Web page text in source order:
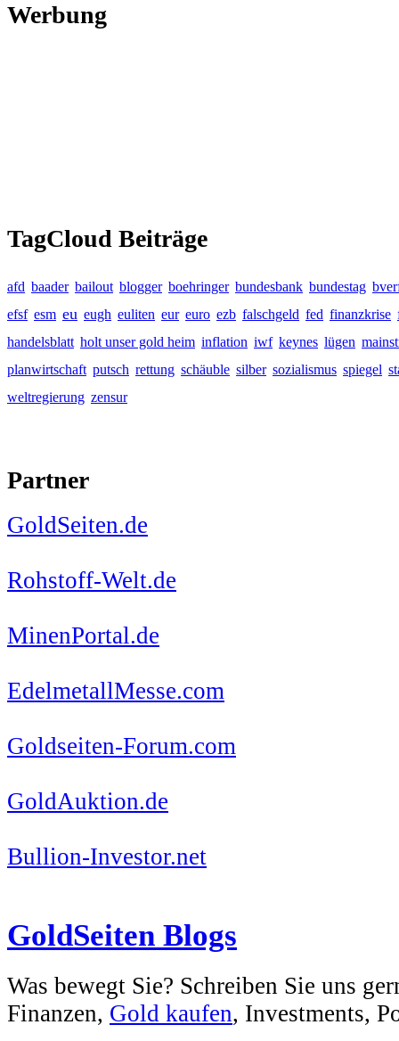
Werbung
TagCloud Beiträge
afd baader bailout blogger boehringer bundesbank bundestag
efsf esm eu eugh euliten eur euro ezb falschgeld fed finanzkrise
handelsblatt holt unser gold heim inflation iwf keynes lügen
planwirtschaft putsch rettung schäuble silber sozialismus spiegel
weltregierung zensur
Partner
GoldSeiten.de
Rohstoff-Welt.de
MinenPortal.de
EdelmetallMesse.com
Goldseiten-Forum.com
GoldAuktion.de
Bullion-Investor.net
GoldSeiten Blogs
Was bewegt Sie? Schreiben Sie uns
Finanzen, Gold kaufen, Investments,